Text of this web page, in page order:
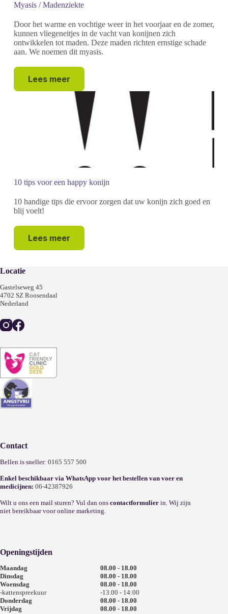
Myasis / Madenziekte
Door het warme en vochtige weer in het voorjaar en de zomer,
kunnen vliegeneitjes in de vacht van konijnen zich
ontwikkelen tot maden. Deze maden richten ernstige schade
aan. We noemen dit myasis.
Lees meer
10 tips voor een happy konijn
10 handige tips die ervoor zorgen dat uw konijn zich goed en
blij voelt!
Lees meer
Locatie
Gastelseweg 45
4702 SZ Roosendaal
Nederland
Contact
Bellen is sneller: 0165 557 500
Enkel beschikbaar via WhatsApp voor het bestellen van voer en
medicijnen: 06-42387926
Wilt u ons een mail sturen? Vul dan ons contactformulier in. Wij zijn
niet bereikbaar voor online marketing.
Openingstijden
Maandag
Dinsdag
Woensdag
-kattenspreekuur
Donderdag
Vrijdag
08.00 - 18.00
08.00 - 18.00
08.00 - 18.00
-13.00 - 14:00
08.00 - 18.00
08.00 - 18.00